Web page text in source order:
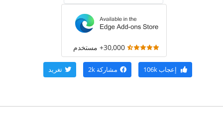
30,000+ مستخدم
إعجاب106k مشاركة 2k تغريد